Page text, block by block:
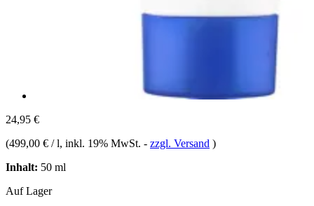
24,95 €
(499,00 € / l, inkl. 19% MwSt. - zzgl. Versand )
Inhalt: 50 ml
Auf Lager